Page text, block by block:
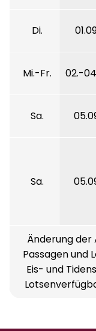
Di.
Mi.-Fr. 02.-
Sa.
Sa.
Änderung
Passagen und
Eis- und